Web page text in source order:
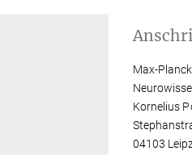
Max-
Kornelius
04103